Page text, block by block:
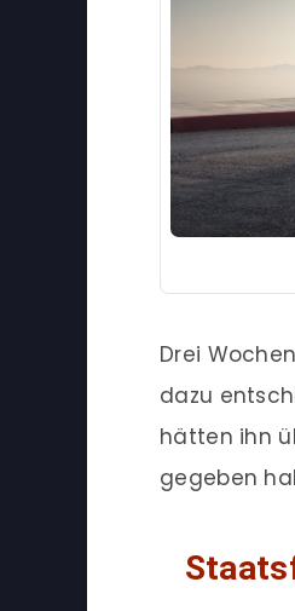
Drei
dazu
hätten ihn
gegeben